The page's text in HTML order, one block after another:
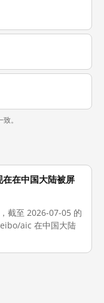
。
在中国大陆被屏
截至 2026-07-05 的
aic 在中国大陆